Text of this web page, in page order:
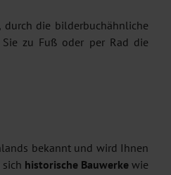
die bilderbuchähnliche
zu Fuß oder per Rad die
bekannt und wird Ihnen
historische Bauwerkewie